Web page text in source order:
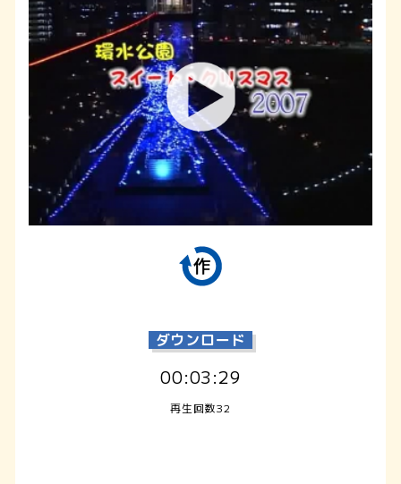
ダウンロード
00:03:29
再生回数32